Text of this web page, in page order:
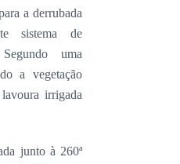
a derrubada
sistema de
uma
a vegetação
irrigada
junto à 260ª